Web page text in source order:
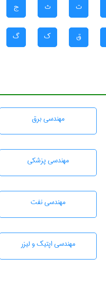
ت ث ج
ق ک گ
مهندسی برق
مهندسی پزشکی
مهندسی نفت
مهندسی اپتیک و لیزر